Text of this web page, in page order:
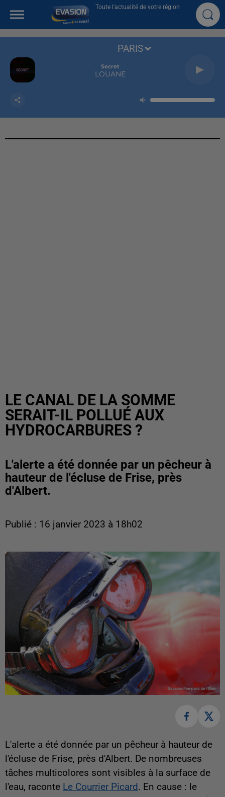
Toute l'actualité de votre région
Secret
LOUANE
PARIS
LE CANAL DE LA SOMME
SERAIT-IL POLLUÉ AUX
HYDROCARBURES ?
L'alerte a été donnée par un pêcheur à
hauteur de l'écluse de Frise, près
d'Albert.
Publié : 16 janvier 2023 à 18h02
L'alerte a été donnée par un pêcheur à hauteur de
l'écluse de Frise, près d'Albert. De nombreuses
tâches multicolores sont visibles à la surface de
l'eau, raconte Le Courrier Picard. En cause : le